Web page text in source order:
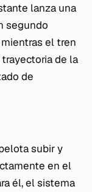
lanza una
segundo
el tren
de la
de
subir y
en el
él, el sistema